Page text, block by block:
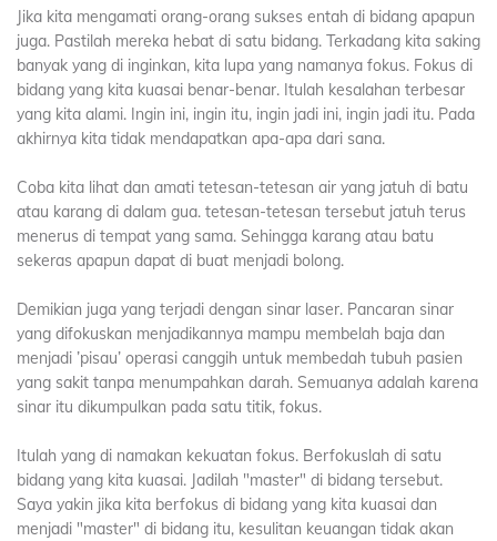
Jika kita mengamati orang-orang sukses entah di bidang apapun
juga. Pastilah mereka hebat di satu bidang. Terkadang kita saking
banyak yang di inginkan, kita lupa yang namanya fokus. Fokus di
bidang yang kita kuasai benar-benar. Itulah kesalahan terbesar
yang kita alami. Ingin ini, ingin itu, ingin jadi ini, ingin jadi itu. Pada
akhirnya kita tidak mendapatkan apa-apa dari sana.
Coba kita lihat dan amati tetesan-tetesan air yang jatuh di batu
atau karang di dalam gua. tetesan-tetesan tersebut jatuh terus
menerus di tempat yang sama. Sehingga karang atau batu
sekeras apapun dapat di buat menjadi bolong.
Demikian juga yang terjadi dengan sinar laser. Pancaran sinar
yang difokuskan menjadikannya mampu membelah baja dan
menjadi ’pisau’ operasi canggih untuk membedah tubuh pasien
yang sakit tanpa menumpahkan darah. Semuanya adalah karena
sinar itu dikumpulkan pada satu titik, fokus.
Itulah yang di namakan kekuatan fokus. Berfokuslah di satu
bidang yang kita kuasai. Jadilah "master" di bidang tersebut.
Saya yakin jika kita berfokus di bidang yang kita kuasai dan
menjadi "master" di bidang itu, kesulitan keuangan tidak akan